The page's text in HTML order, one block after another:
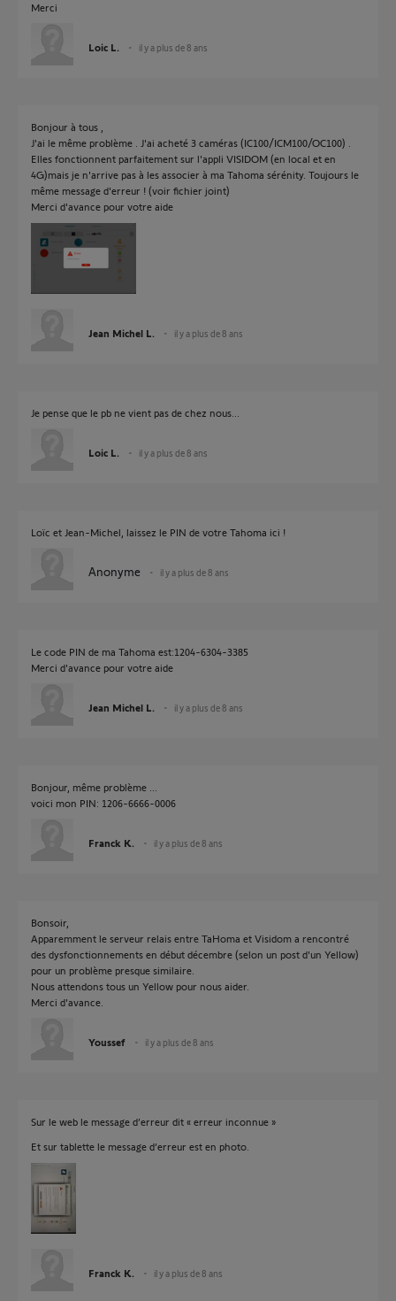
Merci
Loic L. il y a plus de 8 ans
Bonjour à tous ,
J'ai le même problème . J'ai acheté 3 caméras (IC100/ICM100/OC100) .
Elles fonctionnent parfaitement sur l'appli VISIDOM (en local et en
4G)mais je n'arrive pas à les associer à ma Tahoma sérénity. Toujours le
même message d'erreur ! (voir fichier joint)
Merci d'avance pour votre aide
Jean Michel L. il y a plus de 8 ans
Je pense que le pb ne vient pas de chez nous...
Loic L. il y a plus de 8 ans
Loïc et Jean-Michel, laissez le PIN de votre Tahoma ici !
Anonyme il y a plus de 8 ans
Le code PIN de ma Tahoma est:1204-6304-3385
Merci d'avance pour votre aide
Jean Michel L. il y a plus de 8 ans
Bonjour, même problème ...
voici mon PIN: 1206-6666-0006
Franck K. il y a plus de 8 ans
Bonsoir,
Apparemment le serveur relais entre TaHoma et Visidom a rencontré
des dysfonctionnements en début décembre (selon un post d'un Yellow)
pour un problème presque similaire.
Nous attendons tous un Yellow pour nous aider.
Merci d'avance.
Youssef il y a plus de 8 ans
Sur le web le message d’erreur dit « erreur inconnue »
Et sur tablette le message d’erreur est en photo.
Franck K. il y a plus de 8 ans